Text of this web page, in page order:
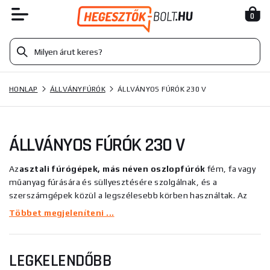
0
HONLAP ÁLLVÁNYFÚRÓK ÁLLVÁNYOS FÚRÓK 230 V
ÁLLVÁNYOS FÚRÓK 230 V
Azasztali fúrógépek, más néven oszlopfúrók fém, fa vagy
műanyag fúrására és süllyesztésére szolgálnak, és a
szerszámgépek közül a legszélesebb körben használtak. Az
állványos és asztali fúrógépek garázsokban, kézműves és
során is használhatók. A asztali fúrógépeket kiváló minőség,
jellemzi. E fúrógépek munkapadja 360°-ig forgatható, és az
Többet megjeleníteni ...
LEGKELENDŐBB